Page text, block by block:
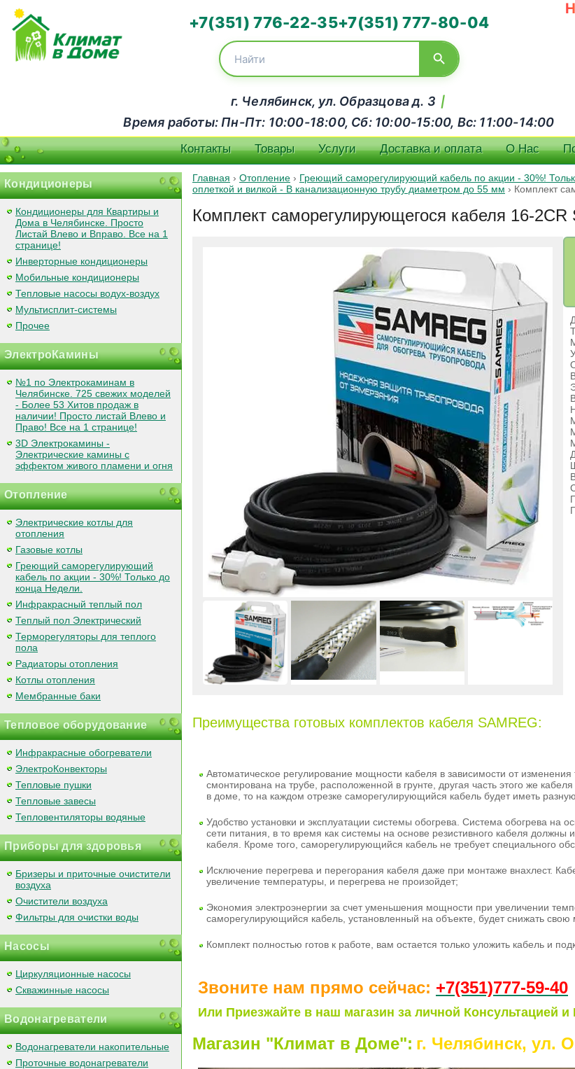
+7(351) 776-22-35+7(351) 777-80-04
г. Челябинск, ул. Образцова д. 3 |
Время работы: Пн-Пт: 10:00-18:00, Сб: 10:00-15:00, Вс: 11:00-14:00
Контакты Товары Услуги Доставка и оплата О Нас
Кондиционеры
Кондиционеры для Квартиры и
Дома в Челябинске. Просто
Листай Влево и Вправо. Все на 1
странице!
Инверторные кондиционеры
Мобильные кондиционеры
Тепловые насосы водух-воздух
Мультисплит-системы
Прочее
ЭлектроКамины
№1 по Электрокаминам в
Челябинске. 725 свежих моделей
- Более 53 Хитов продаж в
наличии! Просто листай Влево и
Право! Все на 1 странице!
3D Электрокамины -
Электрические камины с
эффектом живого пламени и огня
Отопление
Электрические котлы для
отопления
Газовые котлы
Греющий саморегулирующий
кабель по акции - 30%! Только до
конца Недели.
Инфракрасный теплый пол
Теплый пол Электрический
Терморегуляторы для теплого
пола
Радиаторы отопления
Котлы отопления
Мембранные баки
Тепловое оборудование
Инфракрасные обогреватели
ЭлектроКонвекторы
Тепловые пушки
Тепловые завесы
Тепловентиляторы водяные
Приборы для здоровья
Бризеры и приточные очистители
воздуха
Очистители воздуха
Фильтры для очистки воды
Насосы
Циркуляционные насосы
Скважинные насосы
Водонагреватели
Водонагреватели накопительные
Проточные водонагреватели
Главная › Отопление › Греющий саморегулирующий кабель по акции - 30%!
оплеткой и вилкой - В канализационную трубу диаметром до 55 мм › Комплект
Комплект саморегулирующегося кабеля 16-
Преимущества готовых комплектов кабеля SAMREG:
Автоматическое регулирование мощности кабеля в зависимости от
смонтирована на трубе, расположенной в грунте, другая часть этого же
в доме, то на каждом отрезке саморегулирующийся кабель будет иметь
Удобство установки и эксплуатации системы обогрева. Система обогрева на
сети питания, в то время как системы на основе резистивного кабеля должны
кабеля. Кроме того, саморегулирующийся кабель не требует специального
Исключение перегрева и перегорания кабеля даже при монтаже внахлест.
увеличение температуры, и перегрева не произойдет;
Экономия электроэнергии за счет уменьшения мощности при увеличении
саморегулирующийся кабель, установленный на объекте, будет снижать
Комплект полностью готов к работе, вам остается только уложить кабель и
Звоните нам прямо сейчас: +7(351)777-59-40
Или Приезжайте в наш магазин за личной Консультацией
Магазин "Климат в Доме": г. Челябинск, ул.